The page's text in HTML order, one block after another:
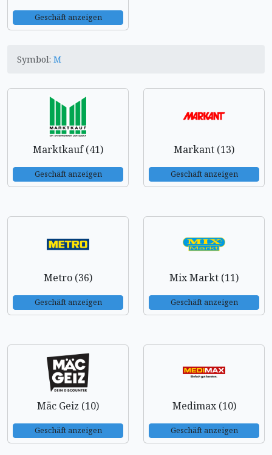
Geschäft anzeigen
Symbol: M
Marktkauf (41)
Geschäft anzeigen
Markant (13)
Geschäft anzeigen
Metro (36)
Geschäft anzeigen
Mix Markt (11)
Geschäft anzeigen
Mäc Geiz (10)
Geschäft anzeigen
Medimax (10)
Geschäft anzeigen